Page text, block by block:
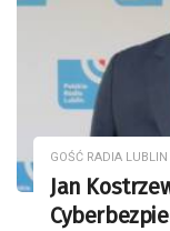
GOŚĆ RADIA LUBLIN
Jan